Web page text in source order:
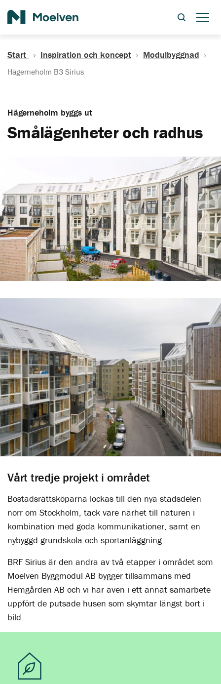
Start Inspiration och koncept Modulbyggnad
Hägerneholm B3 Sirius
Hägerneholm byggs ut
Smålägenheter och radhus
Vårt tredje projekt i området
Bostadsrättsköparna lockas till den nya stadsdelen
norr om Stockholm, tack vare närhet till naturen i
kombination med goda kommunikationer, samt en
nybyggd grundskola och sportanläggning.
BRF Sirius är den andra av två etapper i området som
Moelven Byggmodul AB bygger tillsammans med
Hemgården AB och vi har även i ett annat samarbete
uppfört de putsade husen som skymtar längst bort i
bild.